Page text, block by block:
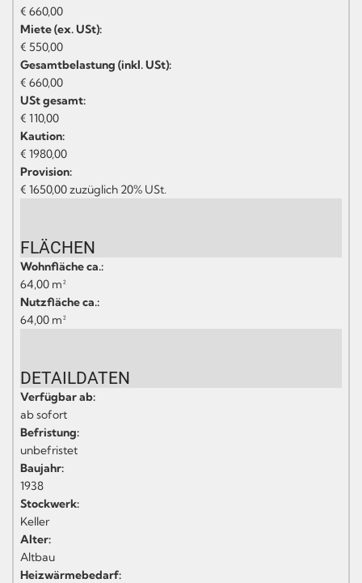
€ 660,00
Miete (ex. USt):
€ 550,00
Gesamtbelastung (inkl. USt):
€ 660,00
USt gesamt:
€ 110,00
Kaution:
€ 1980,00
Provision:
€ 1650,00 zuzüglich 20% USt.
FLÄCHEN
Wohnfläche ca.:
64,00 m²
Nutzfläche ca.:
64,00 m²
DETAILDATEN
Verfügbar ab:
ab sofort
Befristung:
unbefristet
Baujahr:
1938
Stockwerk:
Keller
Alter:
Altbau
Heizwärmebedarf: